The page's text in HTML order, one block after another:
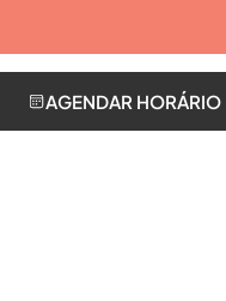
AGENDAR HORÁRIO